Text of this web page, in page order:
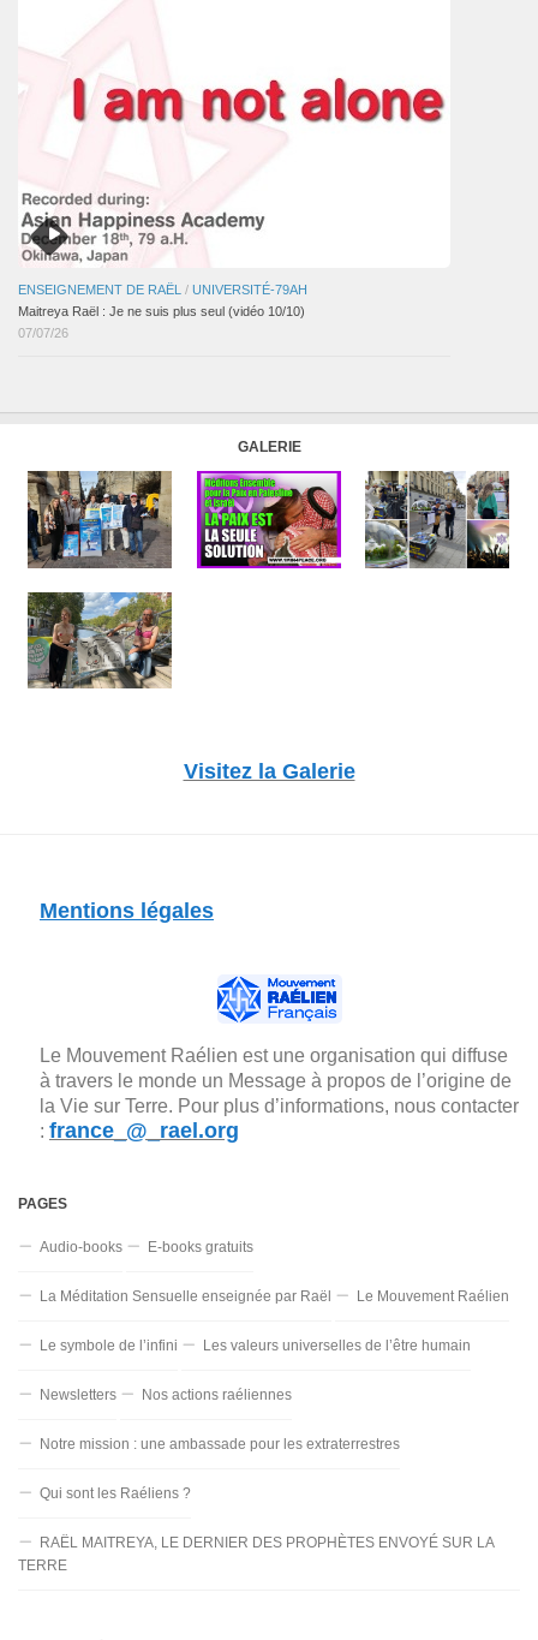
ENSEIGNEMENT DE RAËL / UNIVERSITÉ-79AH
Maitreya Raël : Je ne suis plus seul (vidéo 10/10)
07/07/26
GALERIE
Visitez la Galerie
Mentions légales
Le Mouvement Raélien est une organisation qui diffuse
à travers le monde un Message à propos de l’origine de
la Vie sur Terre. Pour plus d’informations, nous contacter
: france_@_rael.org
PAGES
Audio-books E-books gratuits
La Méditation Sensuelle enseignée par Raël Le Mouvement Raélien
Le symbole de l’infini Les valeurs universelles de l’être humain
Newsletters Nos actions raéliennes
Notre mission : une ambassade pour les extraterrestres
Qui sont les Raéliens ?
RAËL MAITREYA, LE DERNIER DES PROPHÈTES ENVOYÉ SUR LA
TERRE